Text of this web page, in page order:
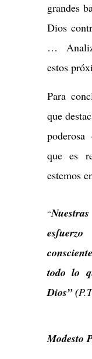
grandes
Dios
…
estos
Para
que
que es
estemos
“
todo lo
Dios” (
Modesto